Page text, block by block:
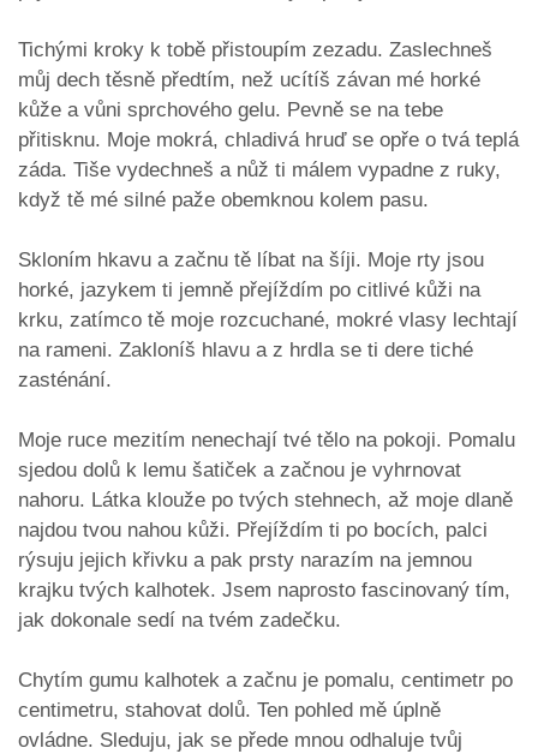
​Tichými kroky k tobě přistoupím zezadu. Zaslechneš
můj dech těsně předtím, než ucítíš závan mé horké
kůže a vůni sprchového gelu. Pevně se na tebe
přitisknu. Moje mokrá, chladivá hruď se opře o tvá teplá
záda. Tiše vydechneš a nůž ti málem vypadne z ruky,
když tě mé silné paže obemknou kolem pasu.
​Skloním hkavu a začnu tě líbat na šíji. Moje rty jsou
horké, jazykem ti jemně přejíždím po citlivé kůži na
krku, zatímco tě moje rozcuchané, mokré vlasy lechtají
na rameni. Zakloníš hlavu a z hrdla se ti dere tiché
zasténání.
​Moje ruce mezitím nenechají tvé tělo na pokoji. Pomalu
sjedou dolů k lemu šatiček a začnou je vyhrnovat
nahoru. Látka klouže po tvých stehnech, až moje dlaně
najdou tvou nahou kůži. Přejíždím ti po bocích, palci
rýsuju jejich křivku a pak prsty narazím na jemnou
krajku tvých kalhotek. Jsem naprosto fascinovaný tím,
jak dokonale sedí na tvém zadečku.
​Chytím gumu kalhotek a začnu je pomalu, centimetr po
centimetru, stahovat dolů. Ten pohled mě úplně
ovládne. Sleduju, jak se přede mnou odhaluje tvůj